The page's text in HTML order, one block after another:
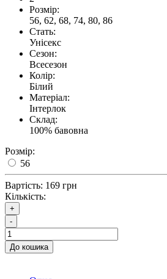
Розмір:
56, 62, 68, 74, 80, 86
Стать:
Унісекс
Сезон:
Всесезон
Колір:
Білий
Матеріал:
Інтерлок
Склад:
100% бавовна
Розмір:
56
Вартість: 169 грн
Кількість:
+
-
До кошика